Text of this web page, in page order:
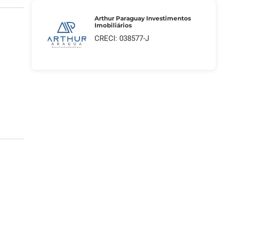
Arthur Paraguay Investimentos
Imobiliários
CRECI: 038577-J